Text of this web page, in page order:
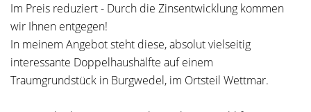
Im Preis reduziert - Durch die Zinsentwicklung kommen
wir Ihnen entgegen!
In meinem Angebot steht diese, absolut vielseitig
interessante Doppelhaushälfte auf einem
Traumgrundstück in Burgwedel, im Ortsteil Wettmar.